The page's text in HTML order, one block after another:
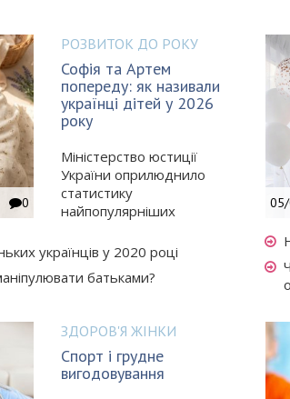
0
РОЗВИТОК ДО РОКУ
Софія та Артем
попереду: як називали
українці дітей у 2026
року
Міністерство юстиції
України оприлюднило
статистику
найпопулярніших
українців у 2020 році
батьками?
ЗДОРОВ'Я ЖІНКИ
Спорт і грудне
вигодовування